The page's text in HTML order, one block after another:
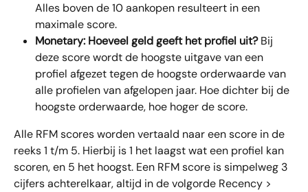
Alles boven de 10 aankopen resulteert in een
maximale score.
Monetary: Hoeveel geld geeft het profiel uit? Bij
deze score wordt de hoogste uitgave van een
profiel afgezet tegen de hoogste orderwaarde van
alle profielen van afgelopen jaar. Hoe dichter bij de
hoogste orderwaarde, hoe hoger de score.
Alle RFM scores worden vertaald naar een score in de
reeks 1 t/m 5. Hierbij is 1 het laagst wat een profiel kan
scoren, en 5 het hoogst. Een RFM score is simpelweg 3
cijfers achterelkaar, altijd in de volgorde Recency >